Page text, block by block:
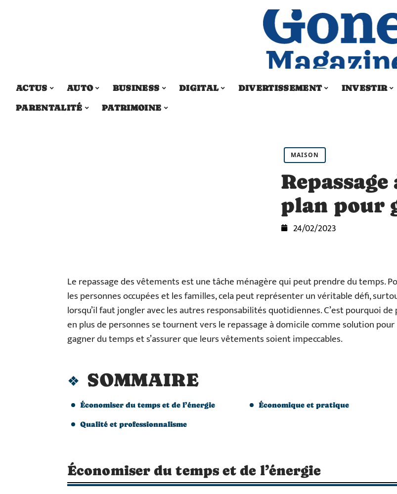
ACTUS AUTO BUSINESS DIGITAL DIVERTISSEMENT INVESTIR
PARENTALITÉ
PATRIMOINE
MAISON
plan pour
24/02/2023
Le repassage des vêtements est une tâche ménagère qui peut prendre du temps.
les personnes occupées et les familles, cela peut représenter un véritable défi,
lorsqu’il faut jongler avec les autres responsabilités quotidiennes. C’est pourquoi de
en plus de personnes se tournent vers le repassage à domicile comme solution pour
gagner du temps et s’assurer que leurs vêtements soient impeccables.
SOMMAIRE
Économiser du temps et de l’énergie
Qualité et professionnalisme
Économique et pratique
Économiser du temps et de l’énergie